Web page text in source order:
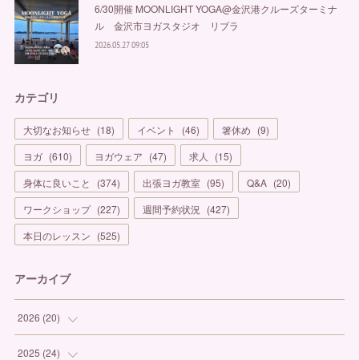
6/30開催 MOONLIGHT YOGA@金沢港クルーズターミナ
ル 金沢市ヨガスタジオ リブラ
2026.05.27 09:05
カテゴリ
大切なお知らせ (18) イベント (46) 箸休め (9)
ヨガ (610) ヨガウェア (47) 求人 (15)
身体に良いこと
(374) 出張ヨガ教室 (95) Q&A (20)
ワークショップ (227) 週間予約状況 (427)
本日のレッスン (525)
アーカイブ
2026 (20)
(1
2025 (24)